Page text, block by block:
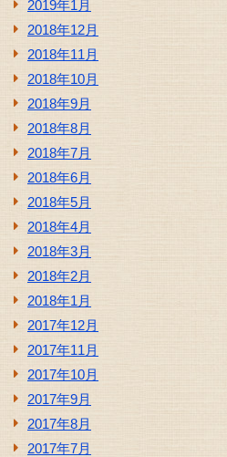
2019年1月
2018年12月
2018年11月
2018年10月
2018年9月
2018年8月
2018年7月
2018年6月
2018年5月
2018年4月
2018年3月
2018年2月
2018年1月
2017年12月
2017年11月
2017年10月
2017年9月
2017年8月
2017年7月